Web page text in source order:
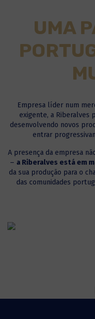
UMA
Empresa líder num
exigente, a Riberalves
desenvolvendo novos
entrar
A presença da empresa
– a Riberalves está em
da sua produção para o
das comunidades